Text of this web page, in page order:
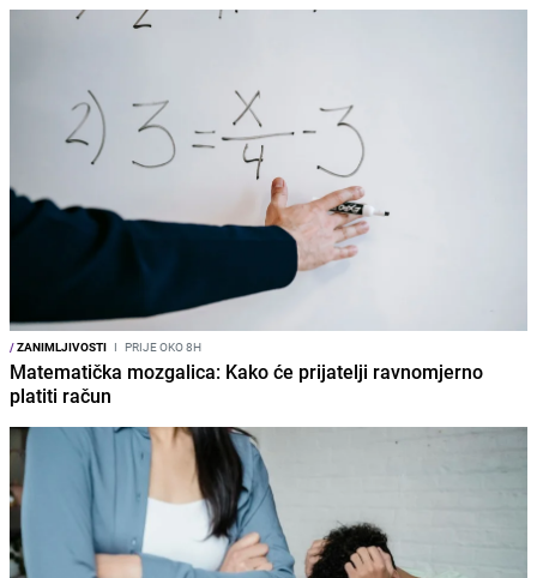
/ZANIMLJIVOSTI I PRIJE OKO 8H
Matematička mozgalica: Kako će prijatelji ravnomjerno
platiti račun